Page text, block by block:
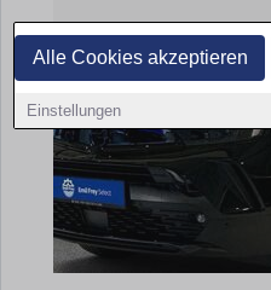
Alle Cookies akzeptieren
Einstellungen